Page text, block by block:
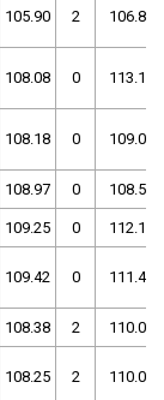
105.90 2 106.81
108.08 0 113.17
108.18 0 109.08
108.97 0 108.56
109.25 0 112.18
109.42 0 111.40
108.38 2 110.01
108.25 2 110.07